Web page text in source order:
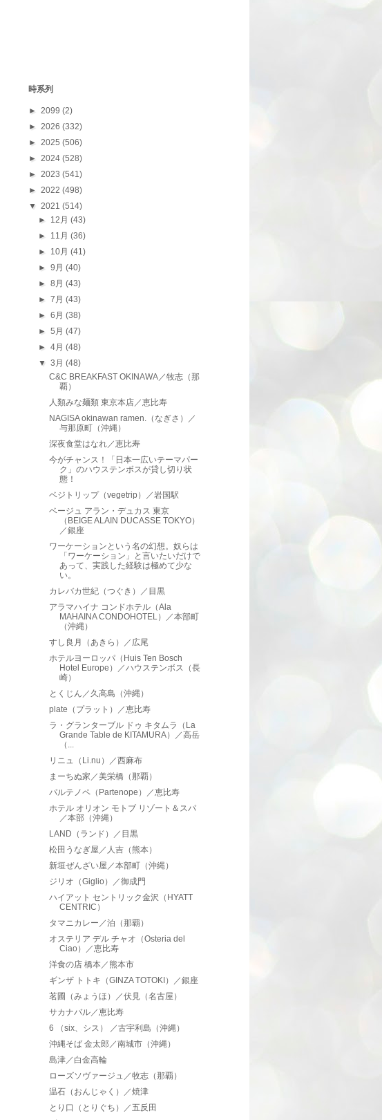
時系列
► 2099 (2)
► 2026 (332)
► 2025 (506)
► 2024 (528)
► 2023 (541)
► 2022 (498)
▼ 2021 (514)
► 12月(43)
► 11月(36)
► 10月(41)
►9月(40)
►8月(43)
►7月(43)
►6月(38)
►5月(47)
►4月(48)
▼3月(48)
C&C BREAKFAST OKINAWA／牧志（那
覇）
人類みな麺類 東京本店／恵比寿
NAGISA okinawan ramen.（なぎさ）／
与那原町（沖縄）
深夜食堂はなれ／恵比寿
今がチャンス！「日本一広いテーマパー
ク」のハウステンボスが貸し切り状
態！
ベジトリップ（vegetrip）／岩国駅
ベージュ アラン・デュカス 東京
（BEIGE ALAIN DUCASSE TOKYO）
／銀座
ワーケーションという名の幻想。奴らは
「ワーケーション」と言いたいだけで
あって、実践した経験は極めて少な
い。
カレバカ世紀（つぐき）／目黒
アラマハイナ コンドホテル（Ala
MAHAINA CONDOHOTEL）／本部町
（沖縄）
すし良月（あきら）／広尾
ホテルヨーロッパ（Huis Ten Bosch
Hotel Europe）／ハウステンボス（長
崎）
とくじん／久高島（沖縄）
plate（プラット）／恵比寿
ラ・グランターブル ドゥ キタムラ（La
Grande Table de KITAMURA）／高岳
（...
リニュ（Li.nu）／西麻布
まーちぬ家／美栄橋（那覇）
パルテノペ（Partenope）／恵比寿
ホテル オリオン モトブ リゾート＆スパ
／本部（沖縄）
LAND（ランド）／目黒
松田うなぎ屋／人吉（熊本）
新垣ぜんざい屋／本部町（沖縄）
ジリオ（Giglio）／御成門
ハイアット セントリック金沢（HYATT
CENTRIC）
タマニカレー／泊（那覇）
オステリア デル チャオ（Osteria del
Ciao）／恵比寿
洋食の店 橋本／熊本市
ギンザ トトキ（GINZA TOTOKI）／銀座
茗圃（みょうほ）／伏見（名古屋）
サカナバル／恵比寿
6 （six、シス） ／古宇利島（沖縄）
沖縄そば 金太郎／南城市（沖縄）
島津／白金高輪
ローズソヴァージュ／牧志（那覇）
温石（おんじゃく）／焼津
とり口（とりぐち）／五反田